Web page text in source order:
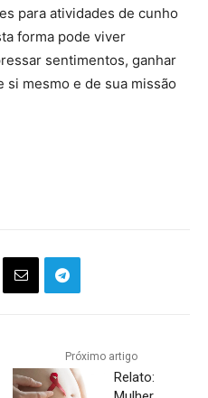
para atividades de cunho
forma pode viver
sentimentos, ganhar
si mesmo e de sua missão
Próximo artigo
Relato: